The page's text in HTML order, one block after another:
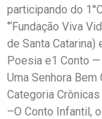
participando do
‘’‘Fundação Viva
de Santa Catarina)
Poesia e1 Conto
Uma Senhora Bem
Categoria Crônicas .
–O Conto Infantil,